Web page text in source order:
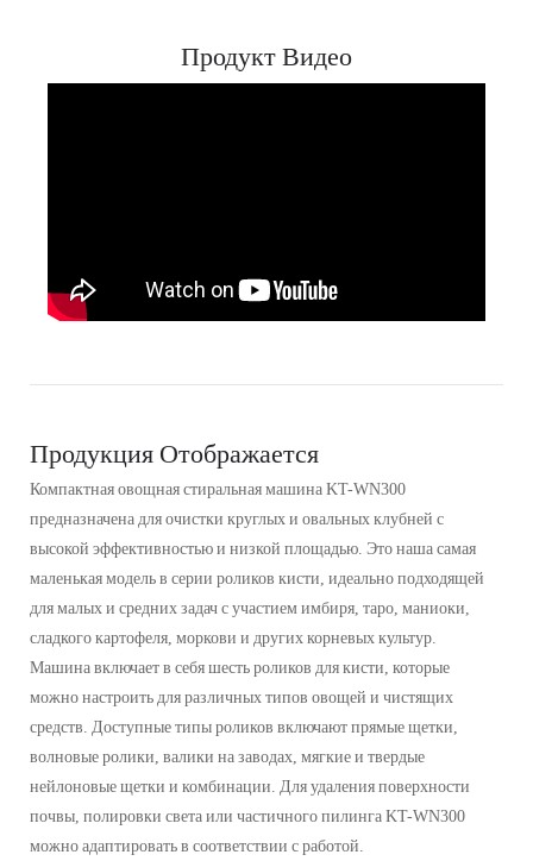
Продукт Видео
Продукция Отображается
Компактная овощная стиральная машина KT-WN300
предназначена для очистки круглых и овальных клубней с
высокой эффективностью и низкой площадью. Это наша самая
маленькая модель в серии роликов кисти, идеально подходящей
для малых и средних задач с участием имбиря, таро, маниоки,
сладкого картофеля, моркови и других корневых культур.
Машина включает в себя шесть роликов для кисти, которые
можно настроить для различных типов овощей и чистящих
средств. Доступные типы роликов включают прямые щетки,
волновые ролики, валики на заводах, мягкие и твердые
нейлоновые щетки и комбинации. Для удаления поверхности
почвы, полировки света или частичного пилинга KT-WN300
можно адаптировать в соответствии с работой.